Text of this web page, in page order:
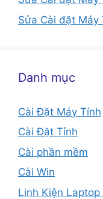
Sửa Cài đặt Máy
Danh mục
Cài Đặt Máy Tính
Cài Đặt Tỉnh
Cài phần mềm
Cài Win
Linh Kiện Laptop